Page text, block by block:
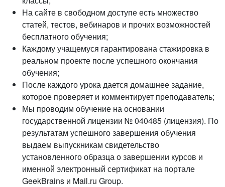
На сайте в свободном доступе есть множество
статей, тестов, вебинаров и прочих возможностей
бесплатного обучения;
Каждому учащемуся гарантирована стажировка в
реальном проекте после успешного окончания
обучения;
После каждого урока дается домашнее задание,
которое проверяет и комментирует преподаватель;
Мы проводим обучение на основании
государственной лицензии № 040485 (лицензия). По
результатам успешного завершения обучения
выдаем выпускникам свидетельство
установленного образца о завершении курсов и
именной электронный сертификат на портале
GeekBrains и Mail.ru Group.